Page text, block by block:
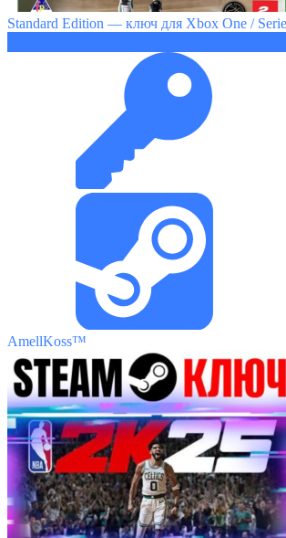
Standard Edition — ключ для Xbox One /
AmellKoss™